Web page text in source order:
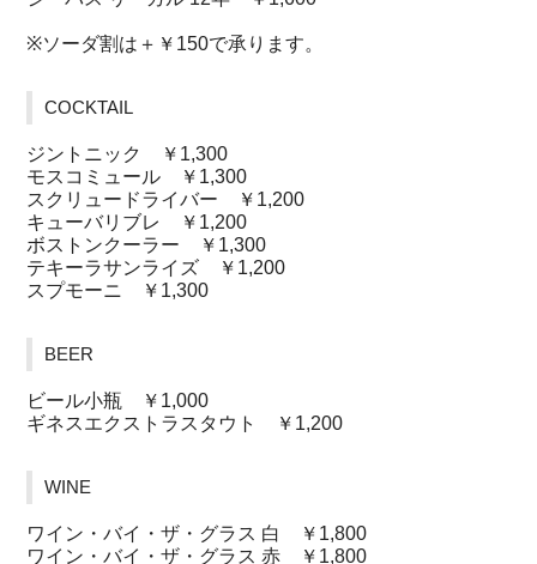
※ソーダ割は＋￥150で承ります。
COCKTAIL
ジントニック ￥1,300
モスコミュール ￥1,300
スクリュードライバー ￥1,200
キューバリブレ ￥1,200
ボストンクーラー ￥1,300
テキーラサンライズ ￥1,200
スプモーニ ￥1,300
BEER
ビール小瓶 ￥1,000
ギネスエクストラスタウト ￥1,200
WINE
ワイン・バイ・ザ・グラス 白 ￥1,800
ワイン・バイ・ザ・グラス 赤 ￥1,800